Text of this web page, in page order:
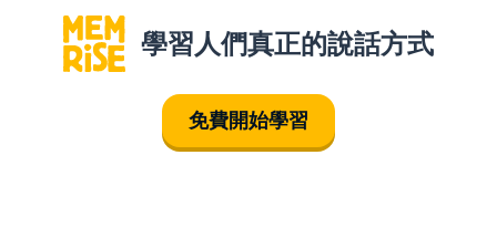
學習人們真正的說話方式
免費開始學習